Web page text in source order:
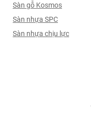
Sàn gỗ Kosmos
Sàn nhựa SPC
Sàn nhựa chịu lực